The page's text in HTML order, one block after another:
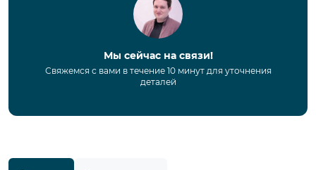
Мы сейчас на связи!
Свяжемся с вами в течение 10 минут для уточнения
деталей